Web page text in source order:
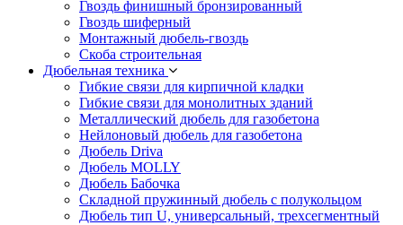
Гвоздь финишный бронзированный
Гвоздь шиферный
Монтажный дюбель-гвоздь
Скоба строительная
Дюбельная техника
Гибкие связи для кирпичной кладки
Гибкие связи для монолитных зданий
Металлический дюбель для газобетона
Нейлоновый дюбель для газобетона
Дюбель Driva
Дюбель MOLLY
Дюбель Бабочка
Складной пружинный дюбель с полукольцом
Дюбель тип U, универсальный, трехсегментный